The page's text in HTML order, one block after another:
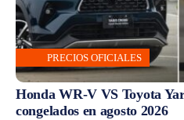
PRECIOS OFICIALES
Honda WR-V VS Toyota
congelados en agosto 2026